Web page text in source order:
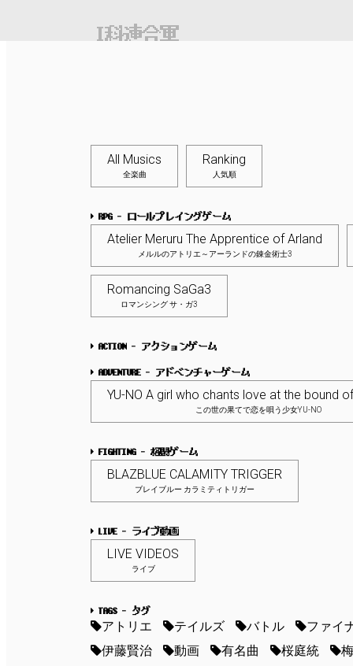
All Musics
全楽曲
Ranking
人気順
RPG - ロールプレイングゲーム
Atelier Meruru The Apprentice of Arland
メルルのアトリエ～アーランドの錬金術士3
Romancing SaGa3
ロマンシング サ・ガ3
ACTION - アクションゲーム
ADVENTURE - アドベンチャーゲーム
YU-NO A girl who chants love at the bound
この世の果てで恋を唄う少女YU-NO
FIGHTING - 格闘ゲーム
BLAZBLUE CALAMITY TRIGGER
ブレイブルー カラミティトリガー
LIVE - ライブ動画
LIVE VIDEOS
ライブ
TAGS - タグ
アトリエ テイルズ バトル
ファイ
伊藤賢治
動画 有名曲 桜庭統